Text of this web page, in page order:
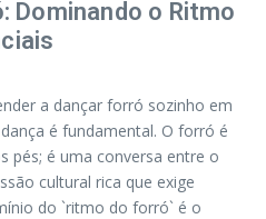
Dominando o Ritmo
a dançar forró sozinho em
é fundamental. O forró é
pés; é uma conversa entre o
cultural rica que exige
do `ritmo do forró` é o